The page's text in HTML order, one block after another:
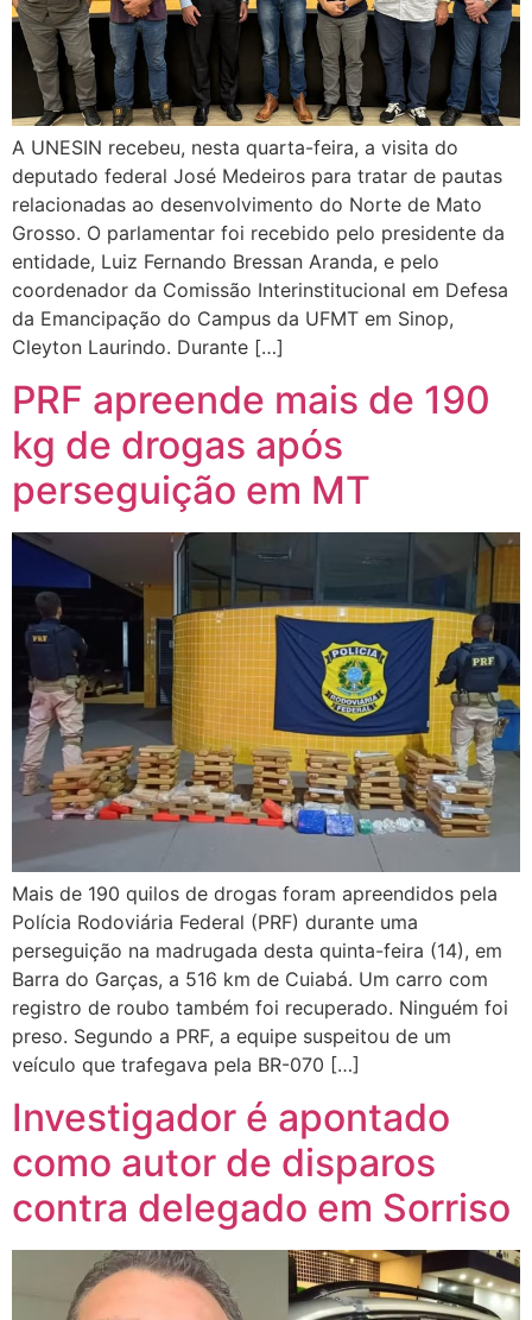
A UNESIN recebeu, nesta quarta-feira, a visita do
deputado federal José Medeiros para tratar de pautas
relacionadas ao desenvolvimento do Norte de Mato
Grosso. O parlamentar foi recebido pelo presidente da
entidade, Luiz Fernando Bressan Aranda, e pelo
coordenador da Comissão Interinstitucional em Defesa
da Emancipação do Campus da UFMT em Sinop,
Cleyton Laurindo. Durante […]
PRF apreende mais de 190
kg de drogas após
perseguição em MT
Mais de 190 quilos de drogas foram apreendidos pela
Polícia Rodoviária Federal (PRF) durante uma
perseguição na madrugada desta quinta-feira (14), em
Barra do Garças, a 516 km de Cuiabá. Um carro com
registro de roubo também foi recuperado. Ninguém foi
preso. Segundo a PRF, a equipe suspeitou de um
veículo que trafegava pela BR-070 […]
Investigador é apontado
como autor de disparos
contra delegado em Sorriso